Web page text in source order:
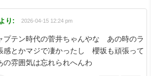
より: 2026-04-15 12:24 pm
プテン時代の菅井ちゃんやな あの時のラ
感とかマジで凄かったし 櫻坂も頑張って
雰囲気は忘れられへんわ